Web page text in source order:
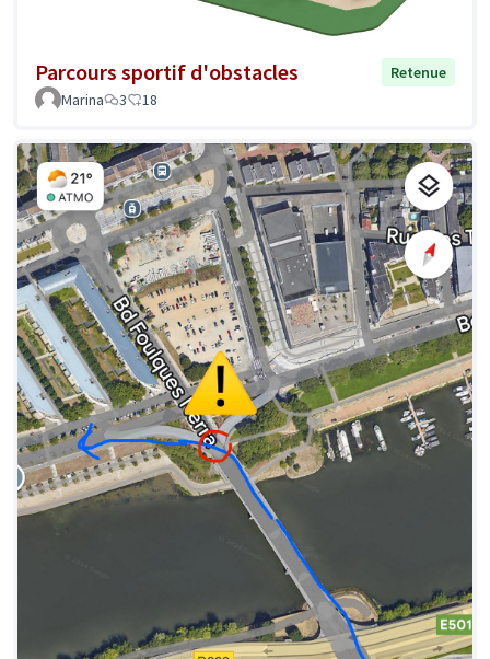
Parcours sportif d'obstacles
Retenue
Marina
3 18